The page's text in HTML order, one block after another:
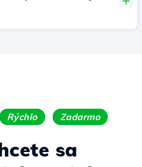
Rýchlo Zadarmo
sa